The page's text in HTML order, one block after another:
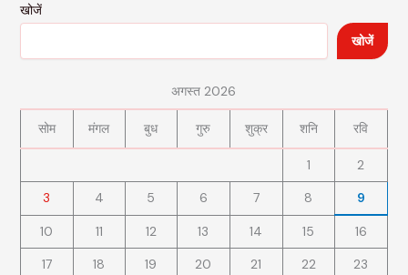
खोजें
खोजें
अगस्त 2026
सोम मंगल बुध गुरु शुक्र शनि रवि
1
2
3
4 5 6 7 8 9
10 11 12 13 14 15
16
17
18 19 20 21 22
23